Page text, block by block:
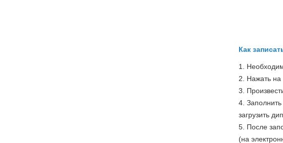
Как
1.
2. Нажать на
3.
4.
загрузить
5. После
(на